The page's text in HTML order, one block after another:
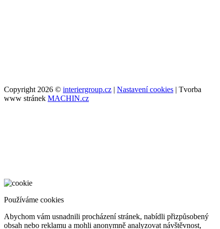
Copyright 2026 © interiergroup.cz | Nastavení cookies | Tvorba
www stránek MACHIN.cz
Používáme cookies
Abychom vám usnadnili procházení stránek, nabídli přizpůsobený
obsah nebo reklamu a mohli anonymně analyzovat návštěvnost,